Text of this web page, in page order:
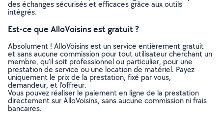
des échanges sécurisés et efficaces grâce aux outils
intégrés.
Est-ce que AlloVoisins est gratuit ?
Absolument ! AlloVoisins est un service entièrement gratuit
et sans aucune commission pour tout utilisateur cherchant un
membre, qu’il soit professionnel ou particulier, pour une
prestation de service ou une location de matériel. Payez
uniquement le prix de la prestation, fixé par vous,
demandeur, et l’offreur.
Vous pouvez réaliser le paiement en ligne de la prestation
directement sur AlloVoisins, sans aucune commission ni frais
bancaires.